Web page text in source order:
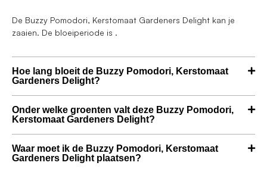
De Buzzy Pomodori, Kerstomaat Gardeners Delight kan je
zaaien. De bloeiperiode is .
Hoe lang bloeit de Buzzy Pomodori, Kerstomaat
Gardeners Delight?
Onder welke groenten valt deze Buzzy Pomodori,
Kerstomaat Gardeners Delight?
Waar moet ik de Buzzy Pomodori, Kerstomaat
Gardeners Delight plaatsen?